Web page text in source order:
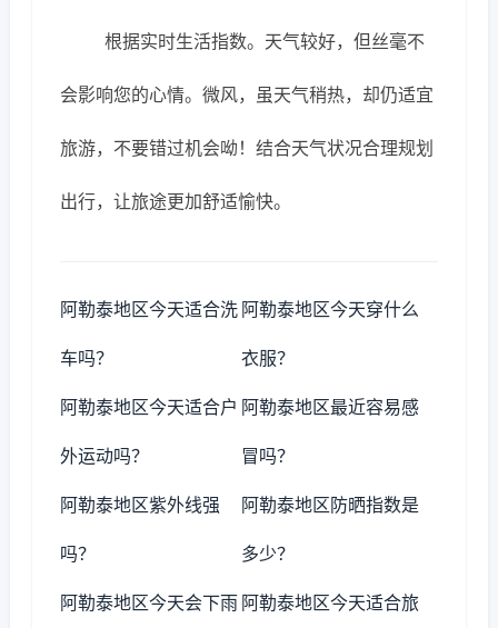
根据实时生活指数。天气较好，但丝毫不
会影响您的心情。微风，虽天气稍热，却仍适宜
旅游，不要错过机会呦！结合天气状况合理规划
出行，让旅途更加舒适愉快。
阿勒泰地区今天适合洗
车吗？
阿勒泰地区今天穿什么
衣服？
阿勒泰地区今天适合户
外运动吗？
阿勒泰地区最近容易感
冒吗？
阿勒泰地区紫外线强
吗？
阿勒泰地区防晒指数是
多少？
阿勒泰地区今天会下雨 阿勒泰地区今天适合旅